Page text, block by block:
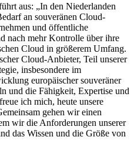
aus: „In den Niederlanden
an souveränen Cloud-
und öffentliche
nach mehr Kontrolle über ihre
Cloud in größerem Umfang.
Cloud-Anbieter, Teil unserer
insbesondere im
europäischer souveräner
und die Fähigkeit, Expertise und
ich mich, heute unsere
gehen wir einen
wir die Anforderungen unserer
das Wissen und die Größe von